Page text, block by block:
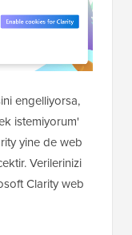
engelliyorsa,
istemiyorum'
yine de web
Verilerinizi
Clarity web